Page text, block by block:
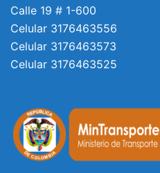
Calle 19 # 1-600
Celular 3176463556
Celular 3176463573
Celular 3176463525